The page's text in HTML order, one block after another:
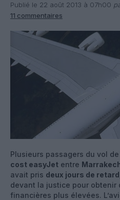
Publié le 22 août 2013 à 07h00
11 commentaires
Plusieurs passagers du vol
cost easyJet entre
avait pris deux jours de retard
devant la justice pour obtenir
financières plus élevées.